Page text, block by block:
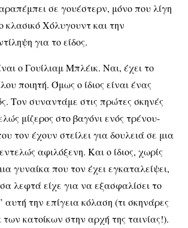
σε γουέστερν, μόνο που λίγη
κλασικό Χόλυγουντ και την
για το είδος.
ο Γουίλιαμ Μπλέικ. Ναι, έχει το
ποιητή. Όμως ο ίδιος είναι ένας
Τον συναντάμε στις πρώτες σκηνές
μίζερος στο βαγόνι ενός τρένου-
τον έχουν στείλει για δουλειά σε μια
αφιλόξενη. Και ο ίδιος, χωρίς
γυναίκα που τον έχει εγκαταλείψει,
λεφτά είχε για να εξασφαλίσει το
αυτή την επίγεια κόλαση (τι σκηνάρες
κατοίκων στην αρχή της ταινίας!).